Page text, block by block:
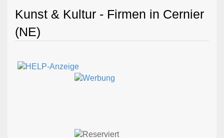
Kunst & Kultur - Firmen in Cernier
(NE)